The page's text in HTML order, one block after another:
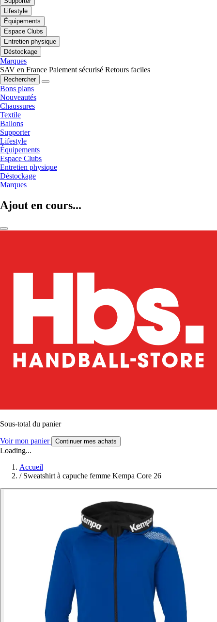
Lifestyle
Équipements
Espace Clubs
Entretien physique
Déstockage
Marques
SAV en France Paiement sécurisé Retours faciles
Rechercher
Bons plans
Nouveautés
Chaussures
Textile
Ballons
Supporter
Lifestyle
Équipements
Espace Clubs
Entretien physique
Déstockage
Marques
Ajout en cours...
Sous-total du panier
Voir mon panier Continuer mes achats
Loading...
Accueil
/ Sweatshirt à capuche femme Kempa Core 26